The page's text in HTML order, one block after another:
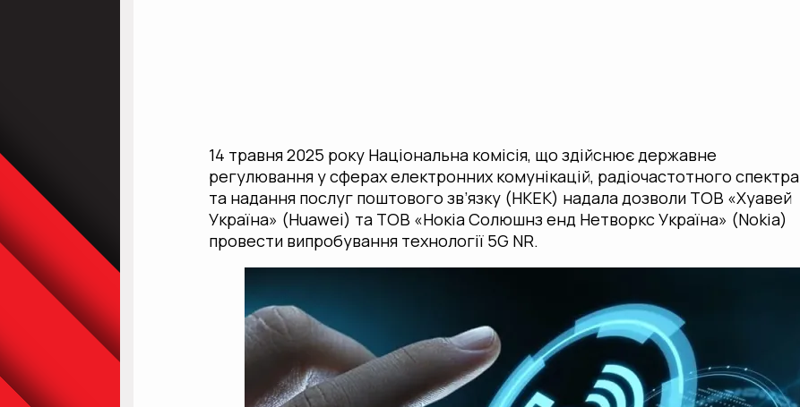
14 травня 2025 року Національна комісія, що здійснює державне
регулювання у сферах електронних комунікацій, радіочастотного спектра
та надання послуг поштового зв’язку (НКЕК) надала дозволи ТОВ «Хуавей
Україна» (Huawei) та ТОВ «Нокіа Солюшнз енд Нетворкс Україна» (Nokia)
провести випробування технології 5G NR.